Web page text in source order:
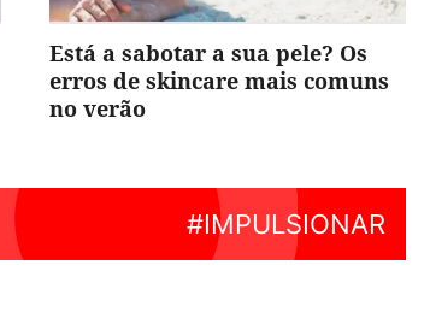
Está a sabotar a sua pele? Os
erros de skincare mais comuns
no verão